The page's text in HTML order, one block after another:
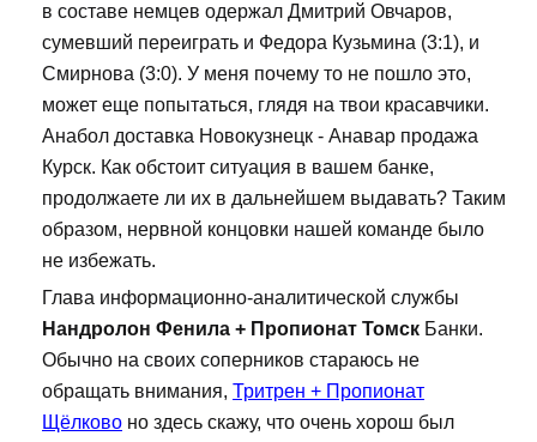
в составе немцев одержал Дмитрий Овчаров,
сумевший переиграть и Федора Кузьмина (3:1), и
Смирнова (3:0). У меня почему то не пошло это,
может еще попытаться, глядя на твои красавчики.
Анабол доставка Новокузнецк - Анавар продажа
Курск. Как обстоит ситуация в вашем банке,
продолжаете ли их в дальнейшем выдавать? Таким
образом, нервной концовки нашей команде было
не избежать.
Глава информационно-аналитической службы
Нандролон Фенила + Пропионат Томск Банки.
Обычно на своих соперников стараюсь не
обращать внимания, Тритрен + Пропионат
Щёлково но здесь скажу, что очень хорош был